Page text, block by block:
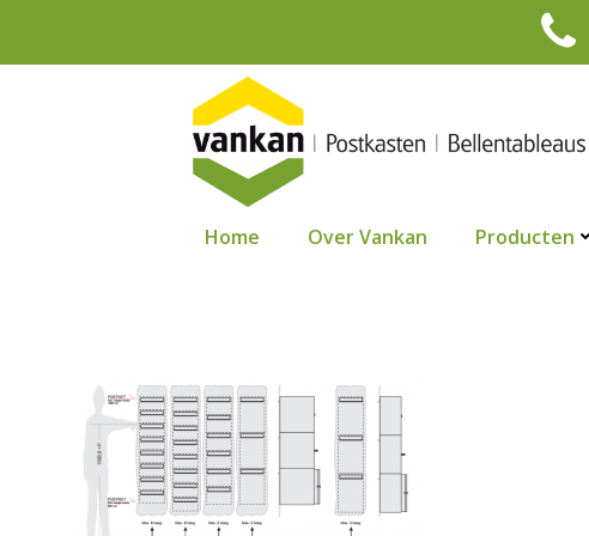
de
Home Over Vankan Producten